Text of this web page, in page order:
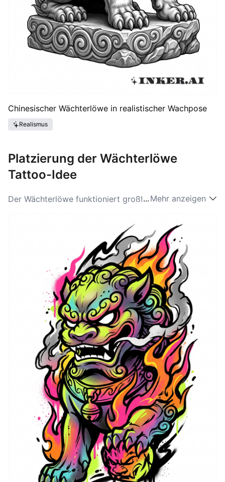
Chinesischer Wächterlöwe in realistischer Wachpose
Realismus
Platzierung der Wächterlöwe
Tattoo-Idee
Der Wächterlöwe funktioniert großflächig auf Rücken,
sich die aufwändigen Details entfalten können. Für
Zeigbarkeit eignen sich Oberarm und Unterarm – dort
wirkt er wie ein persönlicher Schutz auf Sichtweite.
Kleinere, stilisierte Varianten schaffen Platz hinter dem
Ohr, am Handgelenk oder an der Knöchel-Region und
bleiben dabei dennoch symbolstark.
... Mehr anzeigen